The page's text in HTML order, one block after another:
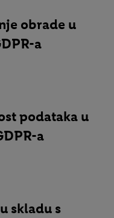
obrade u
a
podataka u
a
skladu s